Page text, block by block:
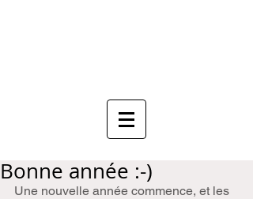
Bonne année :-)
Une nouvelle année commence, et les